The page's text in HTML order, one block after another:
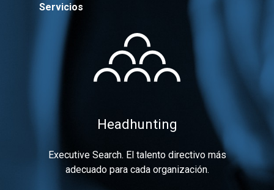
Servicios
Headhunting
Executive Search. El talento directivo más
adecuado para cada organización.